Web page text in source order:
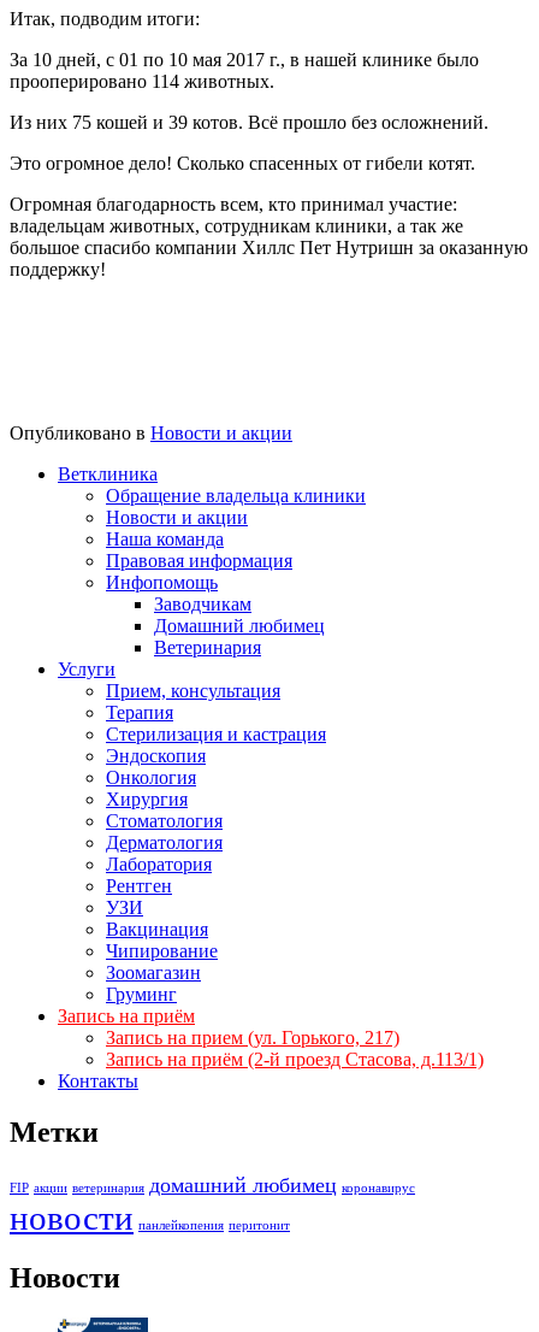
Итак, подводим итоги:
За 10 дней, с 01 по 10 мая 2017 г., в нашей клинике было
прооперировано 114 животных.
Из них 75 кошей и 39 котов. Всё прошло без осложнений.
Это огромное дело! Сколько спасенных от гибели котят.
Огромная благодарность всем, кто принимал участие:
владельцам животных, сотрудникам клиники, а так же
большое спасибо компании Хиллс Пет Нутришн за оказанную
поддержку!
Опубликовано в Новости и акции
Ветклиника
Обращение владельца клиники
Новости и акции
Наша команда
Правовая информация
Инфопомощь
Заводчикам
Домашний любимец
Ветеринария
Услуги
Прием, консультация
Терапия
Стерилизация и кастрация
Эндоскопия
Онкология
Хирургия
Стоматология
Дерматология
Лаборатория
Рентген
УЗИ
Вакцинация
Чипирование
Зоомагазин
Груминг
Запись на приём
Запись на прием (ул. Горького, 217)
Запись на приём (2-й проезд Стасова, д.113/1)
Контакты
Метки
FIP акции ветеринария домашний любимец коронавирус
новости панлейкопения перитонит
Новости